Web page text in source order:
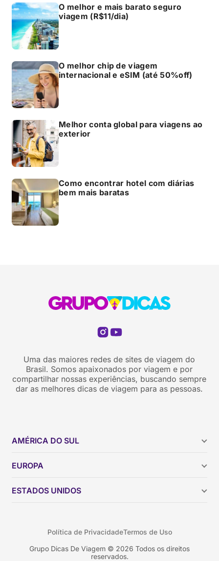
O melhor e mais barato seguro
viagem (R$11/dia)
O melhor chip de viagem
internacional e eSIM (até 50%off)
Melhor conta global para viagens ao
exterior
Como encontrar hotel com diárias
bem mais baratas
Uma das maiores redes de sites de viagem do
Brasil. Somos apaixonados por viagem e por
compartilhar nossas experiências, buscando sempre
dar as melhores dicas de viagem para as pessoas.
AMÉRICA DO SUL
Brasil
Colômbia
EUROPA
ESTADOS UNIDOS
Nova York
Grupo Dicas De Viagem © 2026 Todos os direitos
reservados.
Política de PrivacidadeTermos de Uso